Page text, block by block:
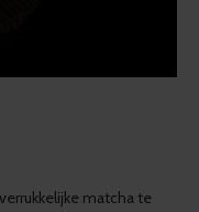
matcha te